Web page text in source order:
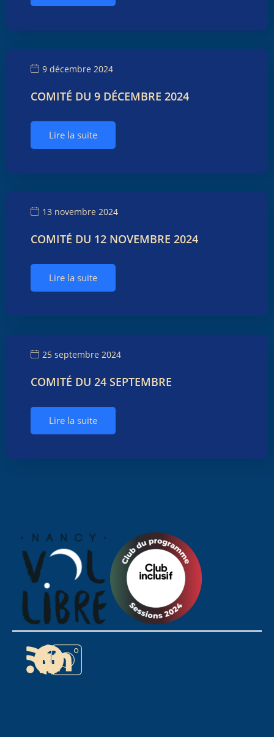
9 décembre 2024
COMITÉ DU 9 DÉCEMBRE 2024
Lire la suite
13 novembre 2024
COMITÉ DU 12 NOVEMBRE 2024
Lire la suite
25 septembre 2024
COMITÉ DU 24 SEPTEMBRE
Lire la suite